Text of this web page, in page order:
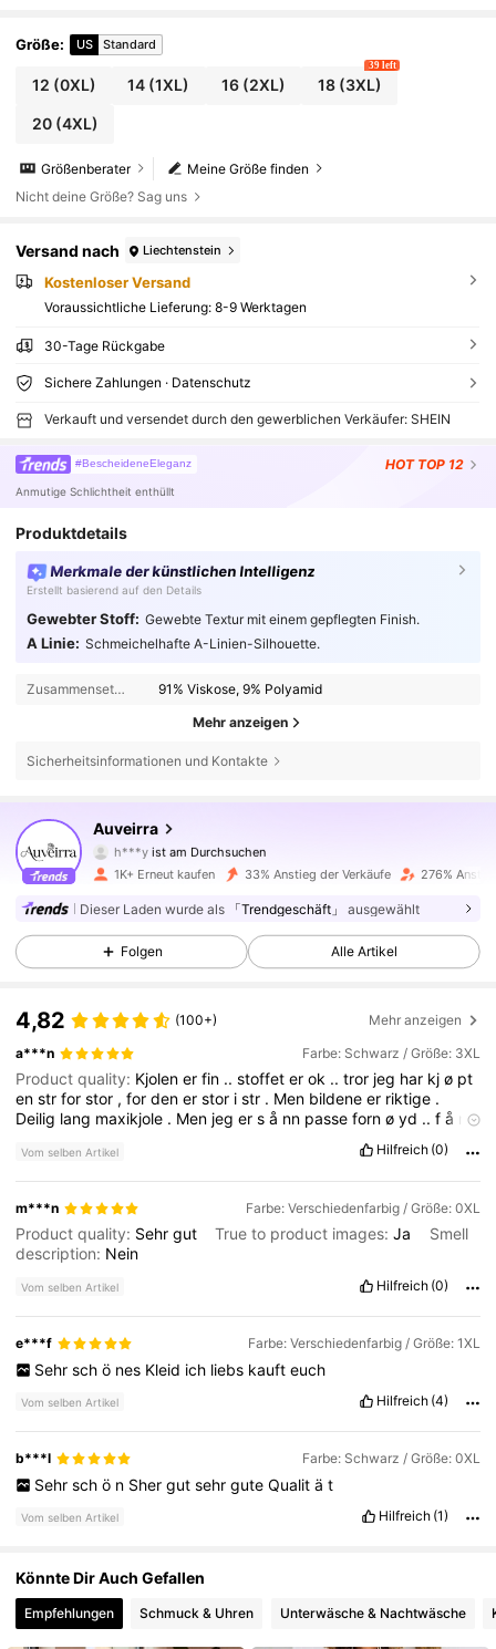
Größe: US Standard
12 (0XL) 14 (1XL) 16(2XL) 18(3XL)
39 left
20(4XL)
Meine Größe finden
Größenberater
Nicht deine Größe? Sag uns
Versand nach Liechtenstein
Kostenloser Versand
Voraussichtliche Lieferung: 8-9 Werktagen
30-Tage Rückgabe
Sichere Zahlungen · Datenschutz
Verkauft und versendet durch den gewerblichen Verkäufer: SHEIN
#BescheideneEleganz HOT TOP 12
Anmutige Schlichtheit enthüllt
Produktdetails
Merkmale der künstlichen Intelligenz
Erstellt basierend auf den Details
Gewebter Stoff: Gewebte Textur mit einem gepflegten Finish.
A Linie: Schmeichelhafte A-Linien-Silhouette.
Zusammensetzung: 91% Viskose, 9% Polyamid
Mehr anzeigen
Sicherheitsinformationen und Kontakte
Auveirra
4,32 7.1K Follower
h***y ist am Durchsuchen
4,32
7.1K Follower
4,32 7.1K Follower
4,32 7.1K Follower
4,32 7.1K Follower
4,32 7.1K Follower
4,32 7.1K Follower
1K+ Erneut kaufen 33% Anstieg der Verkäufe 276%
Dieser Laden wurde als 「Trendgeschäft」 ausgewählt
Folgen Alle Artikel
4,82 (100+) Mehr anzeigen
a***n Farbe: Schwarz / Größe: 3XL
Product quality: Kjolenerfin ..stoffeterok ..tror jeg har kjø pt
enstrforstor ,fordenerstor istr . Men bildeneer riktige .
Deilig lang maxikjole . Men jegerså nn passefornøyd ..få r
Vom selben Artikel Hilfreich (0)
m***n Farbe: Verschiedenfarbig / Größe: 0XL
Product quality: Sehrgut True to product images:Ja
Smell
description: Nein
Vom selben Artikel Hilfreich (0)
e***f Farbe: Verschiedenfarbig / Größe: 1XL
Sehr sch ö nes Kleid ich liebs kauft euch
Vom selben Artikel Hilfreich (4)
b***l Farbe: Schwarz / Größe: 0XL
Sehr sch ö n Sher gut sehr gute Qualit ä t
Vom selben Artikel Hilfreich (1)
Könnte Dir Auch Gefallen
Empfehlungen Schmuck & Uhren Unterwäsche & Nachtwäsche